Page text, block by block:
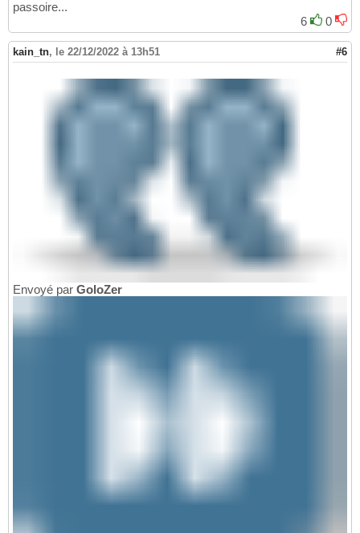
passoire...
6
0
kain_tn, le 22/12/2022 à 13h51 #6
Envoyé par GoloZer